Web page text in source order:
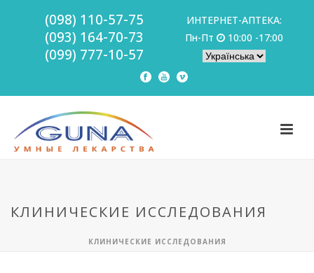
(098) 110-57-75
(093) 164-70-73
(099) 777-10-57
ИНТЕРНЕТ-АПТЕКА:
Пн-Пт
10:00 -17:00
КЛИНИЧЕСКИЕ ИССЛЕДОВАНИЯ
КЛИНИЧЕСКИЕ ИССЛЕДОВАНИЯ